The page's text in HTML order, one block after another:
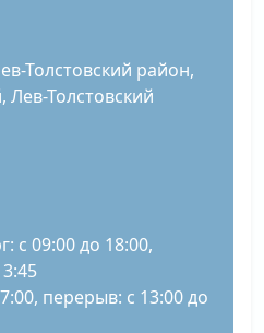
Толстовский район,
Лев-Толстовский
с 09:00 до 18:00,
перерыв: с 13:00 до